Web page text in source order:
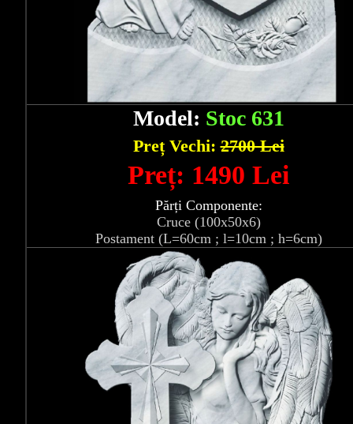
Model: Stoc 631
Preț Vechi:2700 Lei
Preț: 1490 Lei
Părți Componente:
Cruce (100x50x6)
Postament (L=60cm ; l=10cm ; h=6cm)